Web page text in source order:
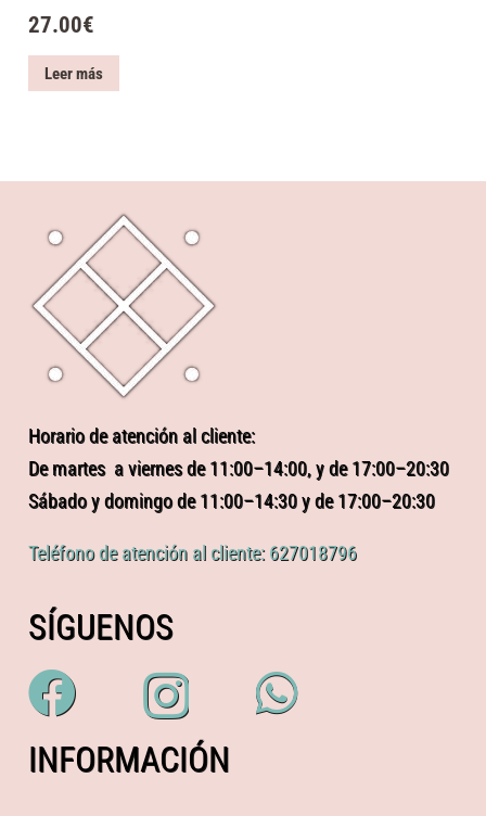
27.00€
Leer más
Horario de atención al cliente:
De martes a viernes de 11:00–14:00, y de 17:00–20:30
Sábado y domingo de 11:00–14:30 y de 17:00–20:30
Teléfono de atención al cliente: 627018796
SÍGUENOS
INFORMACIÓN